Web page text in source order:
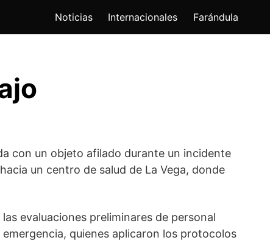
Noticias Internacionales Farándula
con un objeto afilado durante un incidente
un centro de salud de La Vega, donde
evaluaciones preliminares de personal
quienes aplicaron los protocolos